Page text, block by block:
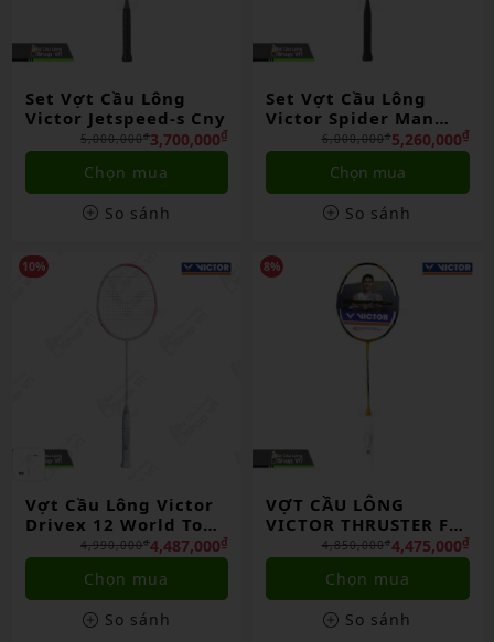
Set Vợt Cầu Lông
Victor Jetspeed-s Cny
3,700,000₫
5,000,000₫
Chọn mua
So sánh
Set Vợt Cầu Lông
Victor Spider Man
Limited
5,260,000₫
6,000,000₫
Chọn mua
So sánh
10%
Vợt Cầu Lông Victor
Drivex 12 World Tour
Final 2025 Lmt Chính
Hãng
4,487,000₫
4,990,000₫
Chọn mua
So sánh
8%
VỢT CẦU LÔNG
VICTOR THRUSTER F C
ULTRA X 2025 CHÍNH
HÃNG
4,475,000₫
4,850,000₫
Chọn mua
So sánh